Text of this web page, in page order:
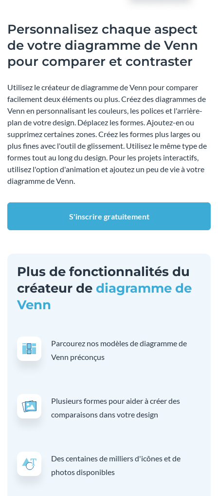
Personnalisez chaque aspect
de votre diagramme de Venn
pour comparer et contraster
Utilisez le créateur de diagramme de Venn pour comparer
facilement deux éléments ou plus. Créez des diagrammes de
Venn en personnalisant les couleurs, les polices et l'arrière-
plan de votre design. Déplacez les formes. Ajoutez-en ou
supprimez certaines zones. Créez les formes plus larges ou
plus fines avec l'outil de glissement. Utilisez le même type de
formes tout au long du design. Pour les projets interactifs,
utilisez l'option d'animation et ajoutez un peu de vie à votre
diagramme de Venn.
S'inscrire gratuitement
Plus de fonctionnalités du
créateur de diagramme de
Venn
Parcourez nos modèles de diagramme de
Venn préconçus
Plusieurs formes pour aider à créer des
comparaisons dans votre design
Des centaines de milliers d'icônes et de
photos disponibles